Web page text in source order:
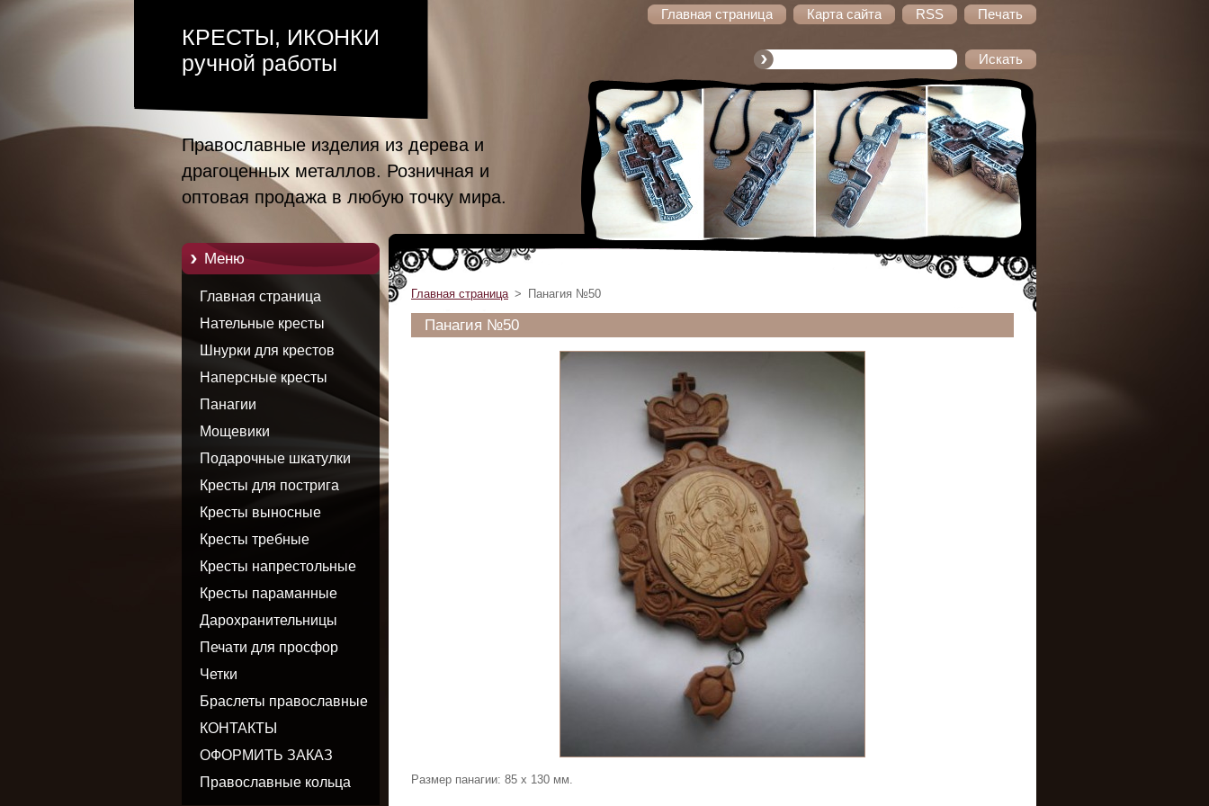
Главная страница Карта сайта RSS Печать
КРЕСТЫ, ИКОНКИ
ручной работы
Православные изделия из дерева и
драгоценных металлов. Розничная и
оптовая продажа в любую точку мира.
Mеню
Главная страница
Нательные кресты
Шнурки для крестов
Наперсные кресты
Панагии
Мощевики
Подарочные шкатулки
Кресты для пострига
Кресты выносные
Кресты требные
Кресты напрестольные
Кресты параманные
Дарохранительницы
Печати для просфор
Четки
Браслеты православные
КОНТАКТЫ
ОФОРМИТЬ ЗАКАЗ
Православные кольца
Главная страница > Панагия №50
Панагия №50
Размер панагии: 85 х 130 мм.